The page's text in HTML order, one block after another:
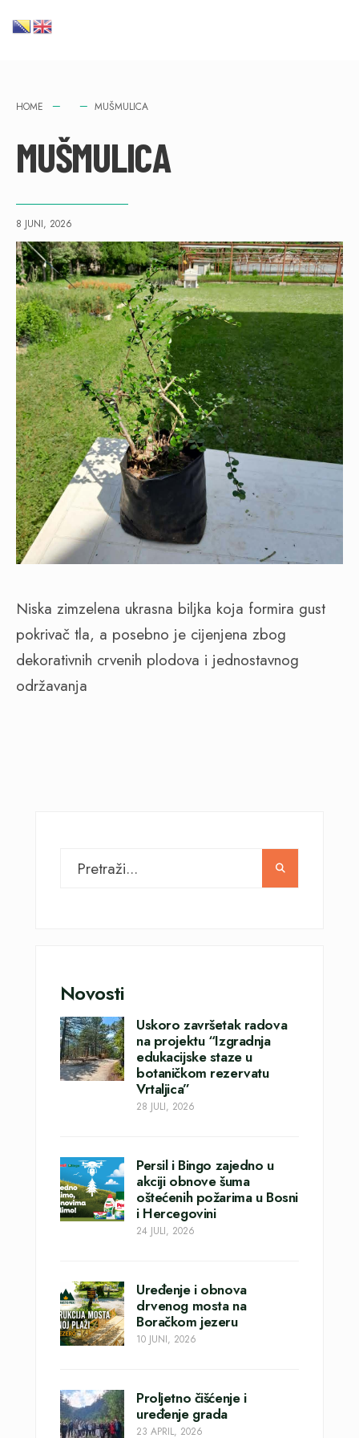
HOME MUŠMULICA
MUŠMULICA
8 JUNI, 2026
Niska zimzelena ukrasna biljka koja formira gust
pokrivač tla, a posebno je cijenjena zbog
dekorativnih crvenih plodova i jednostavnog
održavanja
Novosti
Uskoro završetak radova
na projektu “Izgradnja
edukacijske staze u
botaničkom rezervatu
Vrtaljica”
28 JULI, 2026
Persil i Bingo zajedno u
akciji obnove šuma
oštećenih požarima u Bosni
i Hercegovini
24 JULI, 2026
Uređenje i obnova
drvenog mosta na
Boračkom jezeru
10 JUNI, 2026
Proljetno čišćenje i
uređenje grada
23 APRIL, 2026